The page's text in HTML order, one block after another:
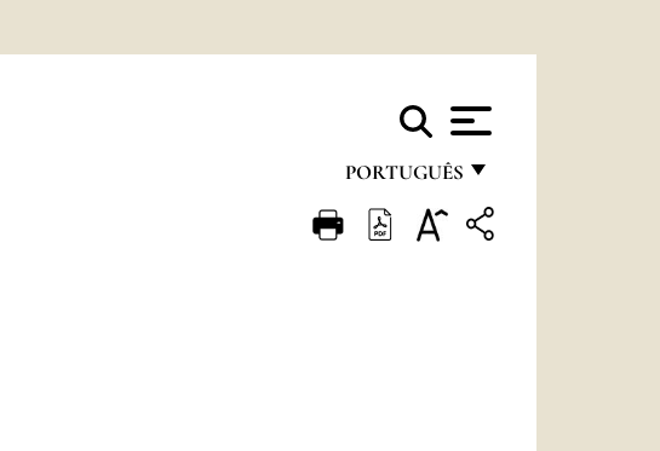
PORTUGUÊS
FRANÇAIS